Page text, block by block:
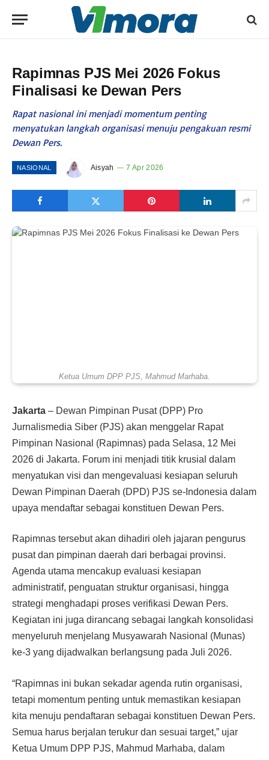
Rapimnas PJS Mei 2026 Fokus
Finalisasi ke Dewan Pers
Rapat nasional ini menjadi momentum penting
menyatukan langkah organisasi menuju pengakuan resmi
Dewan Pers.
NASIONAL Aisyah 7 Apr 2026
Ketua Umum DPP PJS, Mahmud Marhaba.
Jakarta – Dewan Pimpinan Pusat (DPP) Pro
Jurnalismedia Siber (PJS) akan menggelar Rapat
Pimpinan Nasional (Rapimnas) pada Selasa, 12 Mei
2026 di Jakarta. Forum ini menjadi titik krusial dalam
menyatukan visi dan mengevaluasi kesiapan seluruh
Dewan Pimpinan Daerah (DPD) PJS se-Indonesia dalam
upaya mendaftar sebagai konstituen Dewan Pers.
Rapimnas tersebut akan dihadiri oleh jajaran pengurus
pusat dan pimpinan daerah dari berbagai provinsi.
Agenda utama mencakup evaluasi kesiapan
administratif, penguatan struktur organisasi, hingga
strategi menghadapi proses verifikasi Dewan Pers.
Kegiatan ini juga dirancang sebagai langkah konsolidasi
menyeluruh menjelang Musyawarah Nasional (Munas)
ke-3 yang dijadwalkan berlangsung pada Juli 2026.
“Rapimnas ini bukan sekadar agenda rutin organisasi,
tetapi momentum penting untuk memastikan kesiapan
kita menuju pendaftaran sebagai konstituen Dewan Pers.
Semua harus berjalan terukur dan sesuai target,” ujar
Ketua Umum DPP PJS, Mahmud Marhaba, dalam